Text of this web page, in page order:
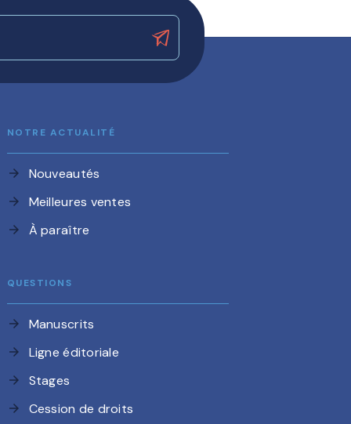
NOTRE ACTUALITÉ
arrow_forward Nouveautés
arrow_forward Meilleures ventes
arrow_forward À paraître
QUESTIONS
arrow_forward Manuscrits
arrow_forward Ligne éditoriale
arrow_forward Stages
arrow_forward Cession de droits